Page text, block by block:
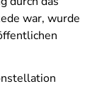
war, wurde